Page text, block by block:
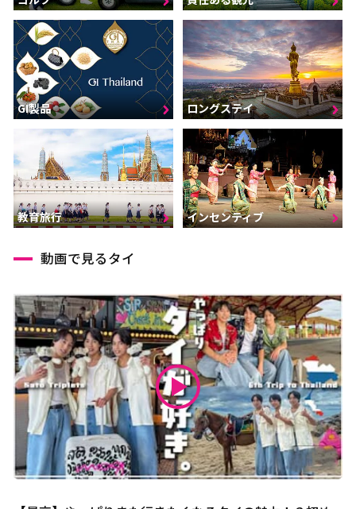
GI製品 ロングステイ
教育旅行 インセンティブ
動画で見るタイ